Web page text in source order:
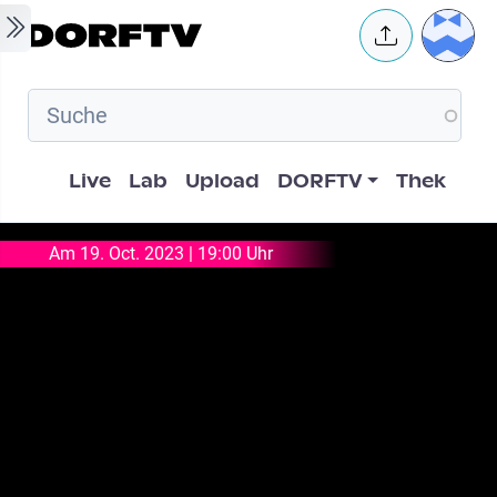
Skip to main content User
Hauptnavigation
Live Lab Upload DORFTV Thek
Am 19. Oct. 2023 | 19:00 Uhr